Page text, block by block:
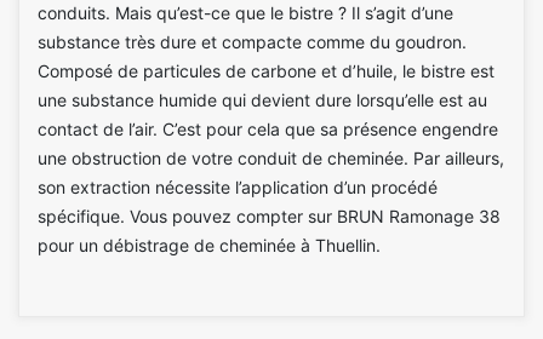
conduits. Mais qu’est-ce que le bistre ? Il s’agit d’une
substance très dure et compacte comme du goudron.
Composé de particules de carbone et d’huile, le bistre est
une substance humide qui devient dure lorsqu’elle est au
contact de l’air. C’est pour cela que sa présence engendre
une obstruction de votre conduit de cheminée. Par ailleurs,
son extraction nécessite l’application d’un procédé
spécifique. Vous pouvez compter sur BRUN Ramonage 38
pour un débistrage de cheminée à Thuellin.